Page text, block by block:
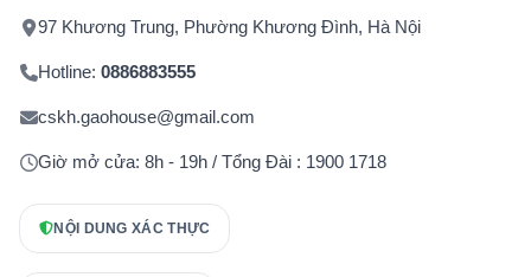
97 Khương Trung, Phường Khương Đình, Hà Nội
Hotline: 0886883555
cskh.gaohouse@gmail.com
Giờ mở cửa: 8h - 19h / Tổng Đài : 1900 1718
NỘI DUNG XÁC THỰC